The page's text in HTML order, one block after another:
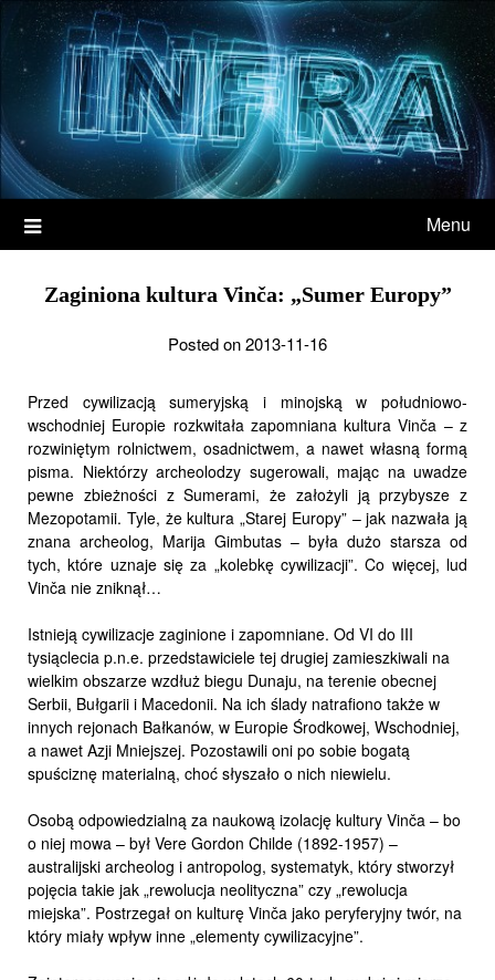
Menu
Zaginiona kultura Vinča: „Sumer Europy”
Posted on 2013-11-16
Przed cywilizacją sumeryjską i minojską w południowo-
wschodniej Europie rozkwitała zapomniana kultura Vinča – z
rozwiniętym rolnictwem, osadnictwem, a nawet własną formą
pisma. Niektórzy archeolodzy sugerowali, mając na uwadze
pewne zbieżności z Sumerami, że założyli ją przybysze z
Mezopotamii. Tyle, że kultura „Starej Europy” – jak nazwała ją
znana archeolog, Marija Gimbutas – była dużo starsza od
tych, które uznaje się za „kolebkę cywilizacji”. Co więcej, lud
Vinča nie zniknął…
Istnieją cywilizacje zaginione i zapomniane. Od VI do III
tysiąclecia p.n.e. przedstawiciele tej drugiej zamieszkiwali na
wielkim obszarze wzdłuż biegu Dunaju, na terenie obecnej
Serbii, Bułgarii i Macedonii. Na ich ślady natrafiono także w
innych rejonach Bałkanów, w Europie Środkowej, Wschodniej,
a nawet Azji Mniejszej. Pozostawili oni po sobie bogatą
spuściznę materialną, choć słyszało o nich niewielu.
Osobą odpowiedzialną za naukową izolację kultury Vinča – bo
o niej mowa – był Vere Gordon Childe (1892-1957) –
australijski archeolog i antropolog, systematyk, który stworzył
pojęcia takie jak „rewolucja neolityczna” czy „rewolucja
miejska”. Postrzegał on kulturę Vinča jako peryferyjny twór, na
który miały wpływ inne „elementy cywilizacyjne”.